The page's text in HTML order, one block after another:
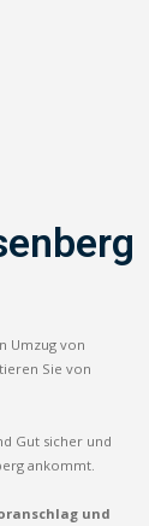
Umzug von
Sie von
Gut sicher und
ankommt.
und